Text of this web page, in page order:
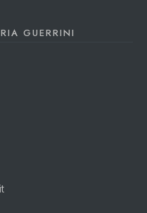
GUERRINI